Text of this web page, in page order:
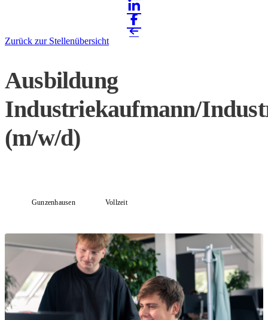
Zurück zur Stellenübersicht
Ausbildung
Industriekaufmann/
(m/w/d)
Gunzenhausen Vollzeit